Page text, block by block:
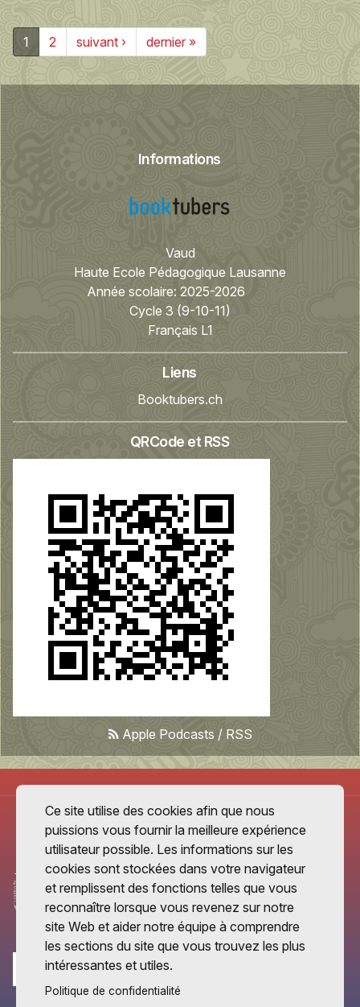
1 2 suivant › dernier »
Informations
Vaud
Haute Ecole Pédagogique Lausanne
Année scolaire: 2025-2026
Cycle 3 (9-10-11)
Français L1
Liens
Booktubers.ch
QRCode et RSS
Apple Podcasts / RSS
Ce site utilise des cookies afin que nous
puissions vous fournir la meilleure expérience
utilisateur possible. Les informations sur les
cookies sont stockées dans votre navigateur
et remplissent des fonctions telles que vous
reconnaître lorsque vous revenez sur notre
site Web et aider notre équipe à comprendre
les sections du site que vous trouvez les plus
intéressantes et utiles.
Politique de confidentialité